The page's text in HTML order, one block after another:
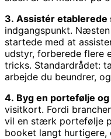
3. Assistér etablerede
indgangspunkt.
startede med at
udstyr, forberede flere
tricks. Standardrådet:
arbejde du beundrer,
4. Byg en portefølje
visitkort. Fordi
vil en stærk portefølje
booket langt hurtigere,